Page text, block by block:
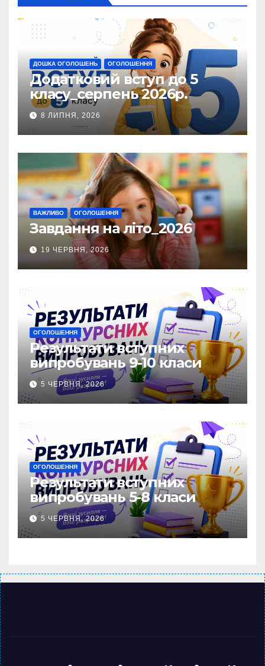
ДОШКА ОГОЛОШЕНЬ ОГОЛОШЕННЯ
Додатковий вступ до 5
класу_серпень 2026р.
8 ЛИПНЯ, 2026
ВАЖЛИВО ОГОЛОШЕННЯ
Завдання на літо_2026
19 ЧЕРВНЯ, 2026
ОГОЛОШЕННЯ
Результати вступних
випробувань 9-10 класи
5 ЧЕРВНЯ, 2026
ОГОЛОШЕННЯ
Результати вступних
випробувань 5-8 класи
5 ЧЕРВНЯ, 2026